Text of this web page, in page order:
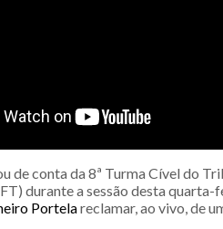
de conta da 8ª Turma Cível do
durante a sessão desta quarta-
Portelareclamar, ao vivo, de